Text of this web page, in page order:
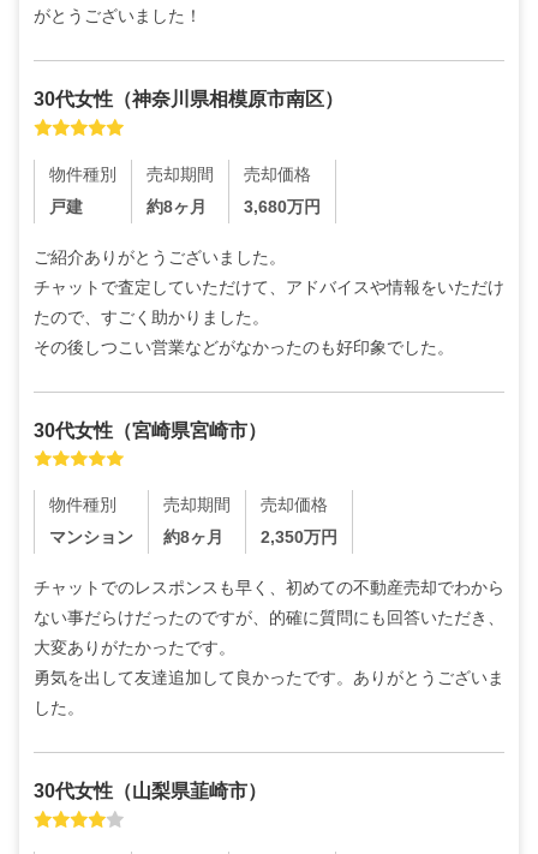
がとうございました！
30代女性 （神奈川県相模原市南区）
物件種別
戸建
売却期間
約8ヶ月
売却価格
3,680万円
ご紹介ありがとうございました。
チャットで査定していただけて、アドバイスや情報をいただけ
たので、すごく助かりました。
その後しつこい営業などがなかったのも好印象でした。
30代女性 （宮崎県宮崎市）
物件種別
マンション
売却期間
約8ヶ月
売却価格
2,350万円
チャットでのレスポンスも早く、初めての不動産売却でわから
ない事だらけだったのですが、的確に質問にも回答いただき、
大変ありがたかったです。
勇気を出して友達追加して良かったです。ありがとうございま
した。
30代女性 （山梨県韮崎市）